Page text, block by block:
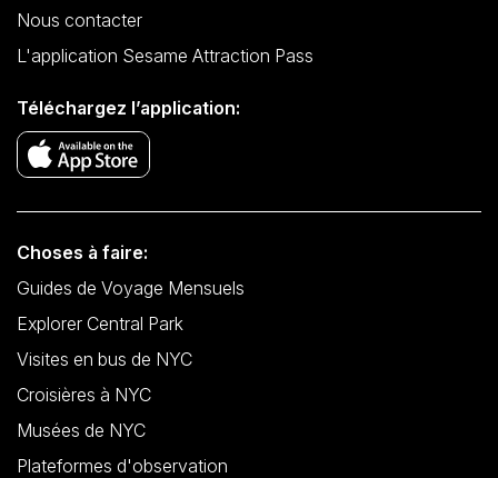
Nous contacter
L'application Sesame Attraction Pass
Téléchargez l’application:
Choses à faire:
Guides de Voyage Mensuels
Explorer Central Park
Visites en bus de NYC
Croisières à NYC
Musées de NYC
Plateformes d'observation